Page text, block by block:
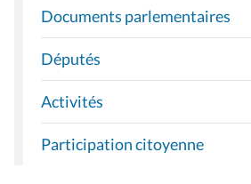
Documents parlementaires
Députés
Activités
Participation citoyenne